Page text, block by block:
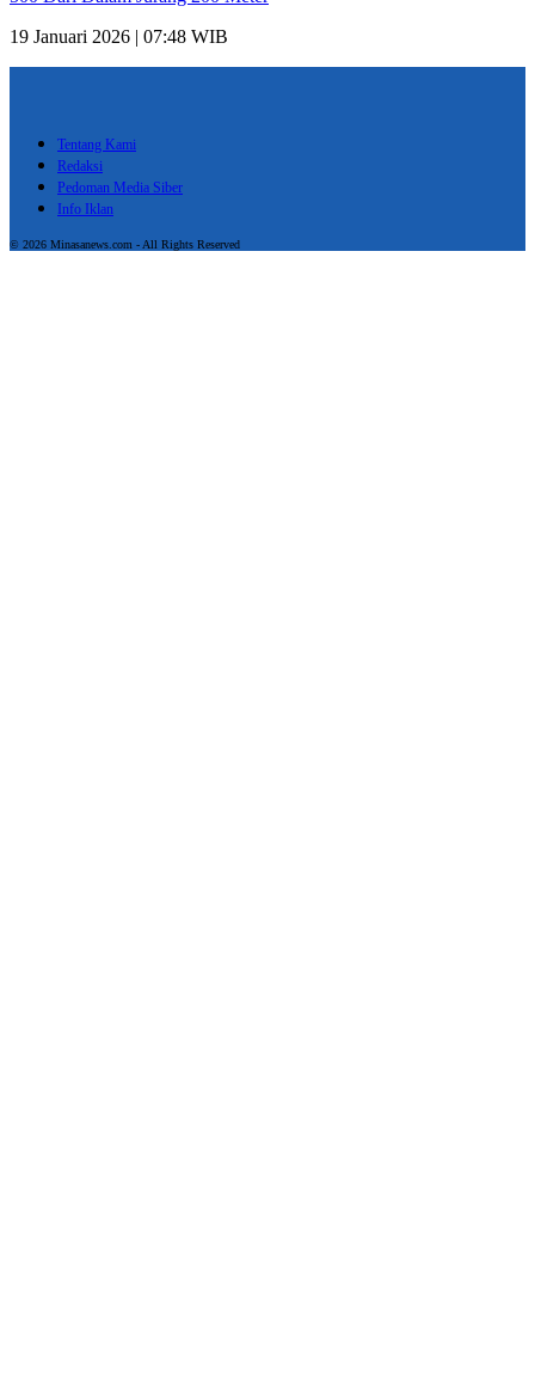
19 Januari 2026 | 07:48 WIB
Tentang Kami
Redaksi
Pedoman Media Siber
Info Iklan
© 2026 Minasanews.com - All Rights Reserved